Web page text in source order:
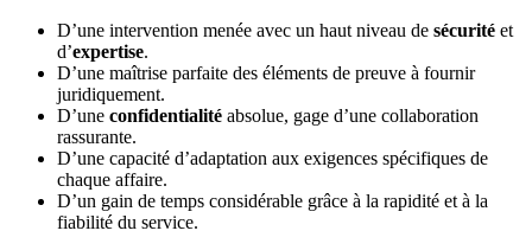
D’une intervention menée avec un haut niveau de sécurité et
d’expertise.
D’une maîtrise parfaite des éléments de preuve à fournir
juridiquement.
D’une confidentialité absolue, gage d’une collaboration
rassurante.
D’une capacité d’adaptation aux exigences spécifiques de
chaque affaire.
D’un gain de temps considérable grâce à la rapidité et à la
fiabilité du service.